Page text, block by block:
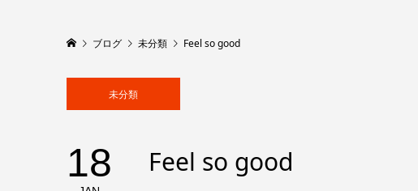
ブログ 未分類 Feel so good
未分類
18 Feel so good